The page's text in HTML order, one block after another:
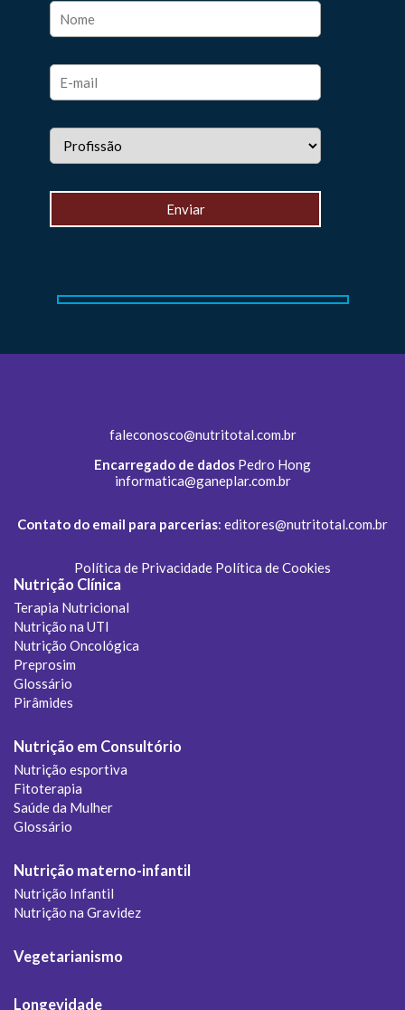
faleconosco@nutritotal.com.br
Encarregado de dados Pedro Hong
informatica@ganeplar.com.br
Contato do email para parcerias: editores@nutritotal.com.br
Política de Privacidade Política de Cookies
Nutrição Clínica
Terapia Nutricional
Nutrição na UTI
Nutrição Oncológica
Preprosim
Glossário
Pirâmides
Nutrição em Consultório
Nutrição esportiva
Fitoterapia
Saúde da Mulher
Glossário
Nutrição materno-infantil
Nutrição Infantil
Nutrição na Gravidez
Vegetarianismo
Longevidade